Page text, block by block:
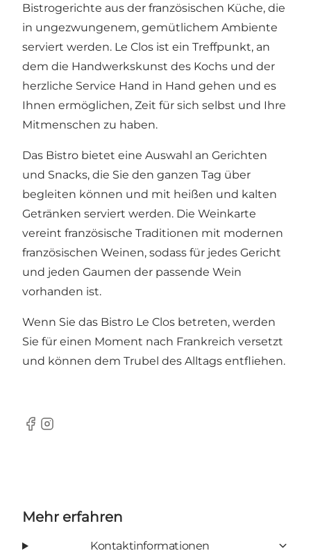
Bistrogerichte aus der französischen Küche, die
in ungezwungenem, gemütlichem Ambiente
serviert werden. Le Clos ist ein Treffpunkt, an
dem die Handwerkskunst des Kochs und der
herzliche Service Hand in Hand gehen und es
Ihnen ermöglichen, Zeit für sich selbst und Ihre
Mitmenschen zu haben.
Das Bistro bietet eine Auswahl an Gerichten
und Snacks, die Sie den ganzen Tag über
begleiten können und mit heißen und kalten
Getränken serviert werden. Die Weinkarte
vereint französische Traditionen mit modernen
französischen Weinen, sodass für jedes Gericht
und jeden Gaumen der passende Wein
vorhanden ist.
Wenn Sie das Bistro Le Clos betreten, werden
Sie für einen Moment nach Frankreich versetzt
und können dem Trubel des Alltags entfliehen.
Facebook
Instagram
Mehr erfahren
Kontaktinformationen